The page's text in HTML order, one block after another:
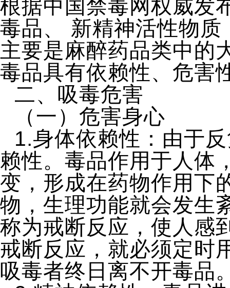
根据中国禁毒网权威发
毒品、 新精神活性物
主要是麻醉药品类中的
毒品具有依赖性、危害
二、吸毒危害
（一）危害身心
1.身体依赖性：由于
赖性。毒品作用于人体
变，形成在药物作用下
物，生理功能就会发生
称为戒断反应，使人感
戒断反应，就必须定时
吸毒者终日离不开毒品